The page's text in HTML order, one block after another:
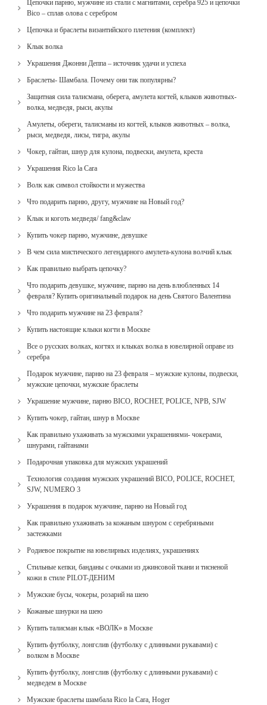
Цепочки парню, мужчине из стали с магнитами, серебра 925 и цепочки
Bico – сплав олова с серебром
Цепочка и браслеты византийского плетения (комплект)
Клык волка
Украшения Джонни Деппа – источник удачи и успеха
Браслеты- Шамбала. Почему они так популярны?
Защитная сила талисмана, оберега, амулета когтей, клыков животных-
волка, медведя, рыси, акулы
Амулеты, обереги, талисманы из когтей, клыков животных – волка,
рыси, медведя, лисы, тигра, акулы
Чокер, гайтан, шнур для кулона, подвески, амулета, креста
Украшения Rico la Cara
Волк как символ стойкости и мужества
Что подарить парню, другу, мужчине на Новый год?
Клык и коготь медведя/ fang&claw
Купить чокер парню, мужчине, девушке
В чем сила мистического легендарного амулета-кулона волчий клык
Как правильно выбрать цепочку?
Что подарить девушке, мужчине, парню на день влюбленных 14
февраля? Купить оригинальный подарок на день Святого Валентина
Что подарить мужчине на 23 февраля?
Купить настоящие клыки когти в Москве
Все о русских волках, когтях и клыках волка в ювелирной оправе из
серебра
Подарок мужчине, парню на 23 февраля – мужские кулоны, подвески,
мужские цепочки, мужские браслеты
Украшение мужчине, парню BICO, ROCHET, POLICE, NPB, SJW
Купить чокер, гайтан, шнур в Москве
Как правильно ухаживать за мужскими украшениями- чокерами,
шнурами, гайтанами
Подарочная упаковка для мужских украшений
Технология создания мужских украшений BICO, POLICE, ROCHET,
SJW, NUMERO 3
Украшения в подарок мужчине, парню на Новый год
Как правильно ухаживать за кожаным шнуром с серебряными
застежками
Родиевое покрытие на ювелирных изделиях, украшениях
Стильные кепки, банданы с очками из джинсовой ткани и тисненой
кожи в стиле PILOT-ДЕНИМ
Мужские бусы, чокеры, розарий на шею
Кожаные шнурки на шею
Купить талисман клык «ВОЛК» в Москве
Купить футболку, лонгслив (футболку с длинными рукавами) с
волком в Москве
Купить футболку, лонгслив (футболку с длинными рукавами) с
медведем в Москве
Мужские браслеты шамбала Rico la Cara, Hoger